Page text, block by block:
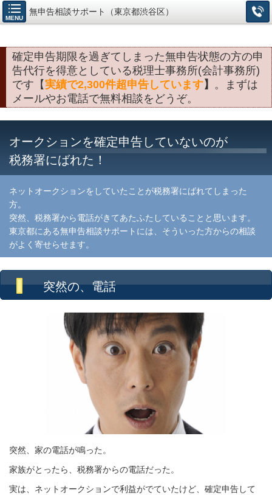
MENU
無申告相談サポート（東京都渋谷区）
確定申告期限を過ぎてしまった無申告状態の方の申
告代行を得意としている税理士事務所(会計事務所)
です【実績で2,300件超申告しています】 。まずは
メールやお電話で無料相談をどうぞ。
オークションを確定申告していないのが
税務署にばれた！
ネットオークションをしていたことが税務署にばれてしまった
方。
突然、税務署から電話がきてあたふたしていることと思います。
東京都にある無申告相談サポートには、そういった方からの相談
がよく寄せらせます。
突然の、電話
突然、家の電話が鳴った。
家族がとったら、税務署からの電話だった。
実は、ネットオークションで利益がでていたけど、確定申告して